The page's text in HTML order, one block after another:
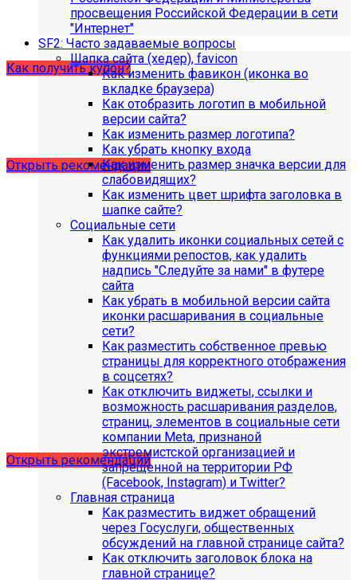
образовательной организации (simai.sveden). Для
корректной работы модуля необходимо активировать
купон на него.
Как получить купон?
Что делать, если на хостинге не
хватает места?
Открыть рекомендации
Рекомендации по безопасности
Открыть рекомендации
просвещения Российской Федерации в сети
"Интернет"
SF2: Часто задаваемые вопросы
Шапка сайта (хедер), favicon
Как изменить фавикон (иконка во
вкладке браузера)
Как отобразить логотип в мобильной
версии сайта?
Как изменить размер логотипа?
Как убрать кнопку входа
Как изменить размер значка версии для
слабовидящих?
Как изменить цвет шрифта заголовка в
шапке сайте?
Социальные сети
Как удалить иконки социальных сетей с
функциями репостов, как удалить
надпись "Следуйте за нами" в футере
сайта
Как убрать в мобильной версии сайта
иконки расшаривания в социальные
сети?
Как разместить собственное превью
страницы для корректного отображения
в соцсетях?
Как отключить виджеты, ссылки и
возможность расшаривания разделов,
страниц, элементов в социальные сети
компании Meta, признаной
экстремистской организацией и
запрещенной на территории РФ
(Facebook, Instagram) и Twitter?
Главная страница
Как разместить виджет обращений
через Госуслуги, общественных
обсуждений на главной странице сайта?
Как отключить заголовок блока на
главной странице?